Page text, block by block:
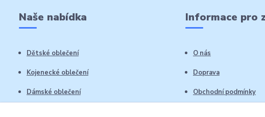
Naše nabídka
Dětské oblečení
Kojenecké oblečení
Dámské oblečení
Informace pro
O nás
Doprava
Obchodní podmínky